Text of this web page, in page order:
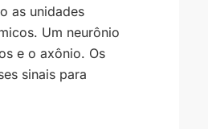
as unidades
Um neurônio
e o axônio. Os
sinais para